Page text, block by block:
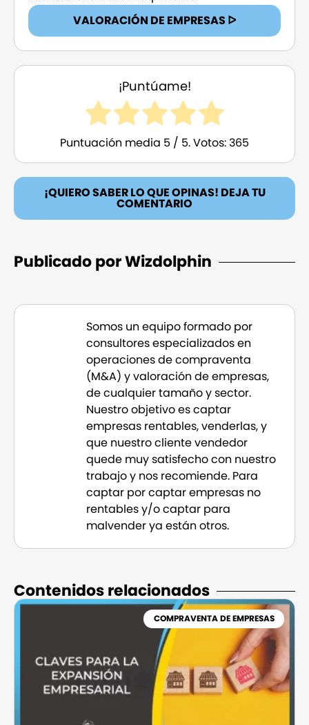
VALORACIÓN DE EMPRESAS ᐅ
¡Puntúame!
Puntuación media 5 / 5. Votos: 365
¡QUIERO SABER LO QUE OPINAS! DEJA TU
COMENTARIO
Publicado por Wizdolphin
Somos un equipo formado por
consultores especializados en
operaciones de compraventa
(M&A) y valoración de empresas,
de cualquier tamaño y sector.
Nuestro objetivo es captar
empresas rentables, venderlas, y
que nuestro cliente vendedor
quede muy satisfecho con nuestro
trabajo y nos recomiende. Para
captar por captar empresas no
rentables y/o captar para
malvender ya están otros.
Contenidos relacionados​
COMPRAVENTA DE EMPRESAS